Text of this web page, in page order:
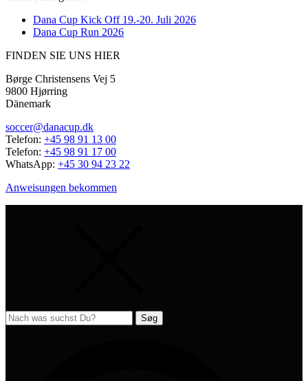
Dana Cup Kick Off 19.-20. Juli 2026
Dana Cup Run 2026
FINDEN SIE UNS HIER
Børge Christensens Vej 5
9800 Hjørring
Dänemark
soccer@danacup.dk
Telefon: +45 98 91 13 00
Telefon: +45 98 91 17 00
WhatsApp: +45 30 94 23 22
Anweisungen bekommen